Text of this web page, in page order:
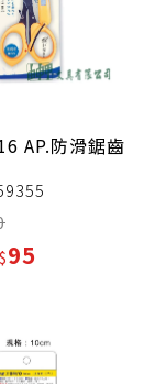
AP.防滑鋸齒
$95